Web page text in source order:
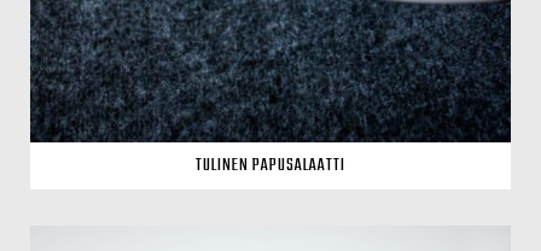
TULINEN PAPUSALAATTI